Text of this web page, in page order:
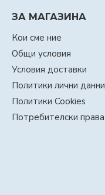
ЗА МАГАЗИНА
Кои сме ние
Общи условия
Условия доставки
Политики лични данни
Политики Cookies
Потребителски права